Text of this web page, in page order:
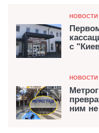
Категория
НОВОСТИ
с
Категория
НОВОСТИ
ним не